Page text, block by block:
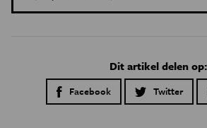
Dit artikel delen op:
Facebook Twitter